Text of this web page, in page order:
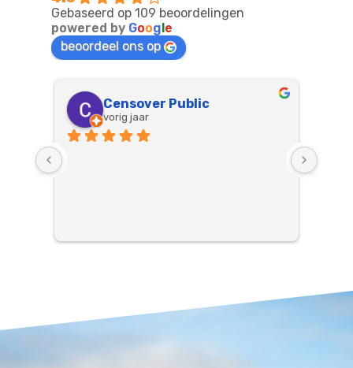
Gebaseerd op 109 beoordelingen
powered by Goog e
beoordeel ons op
Censover Public
vorig jaar